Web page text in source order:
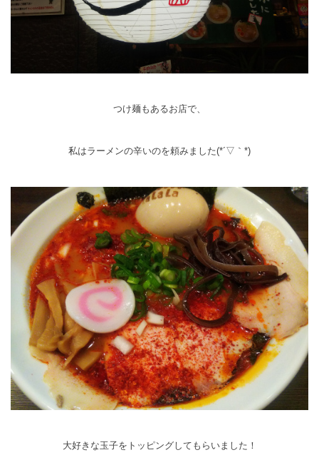
つけ麺もあるお店で、
私はラーメンの辛いのを頼みました(*´▽｀*)
大好きな玉子をトッピングしてもらいました！